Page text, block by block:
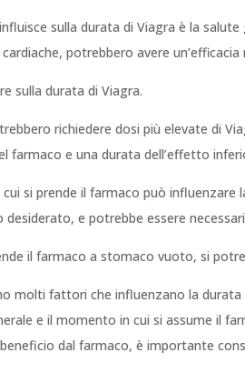
sulla durata di Viagra è la
potrebbero avere
sulla durata di Viagra.
richiedere dosi più elevate di
farmaco e una durata dell’effetto
si prende il farmaco può
e potrebbe essere
il farmaco a stomaco vuoto, si
molti fattori che influenzano la
e il momento in cui si assume il
dal farmaco, è importante